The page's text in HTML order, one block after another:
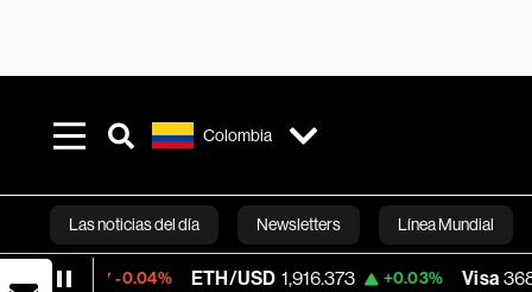
Colombia
Las noticias del día Newsletters Línea Mundial
Bloomberg
ETH/USD 1,916.373 +0.03% Visa 368.25 -